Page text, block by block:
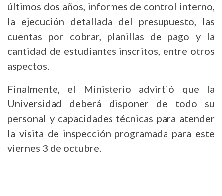
últimos dos años, informes de control interno,
la ejecución detallada del presupuesto, las
cuentas por cobrar, planillas de pago y la
cantidad de estudiantes inscritos, entre otros
aspectos.
Finalmente, el Ministerio advirtió que la
Universidad deberá disponer de todo su
personal y capacidades técnicas para atender
la visita de inspección programada para este
viernes 3 de octubre.